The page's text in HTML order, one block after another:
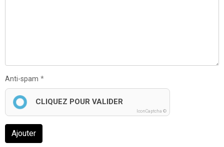
Anti-spam
CLIQUEZ POUR VALIDER
IconCaptcha ©
Ajouter